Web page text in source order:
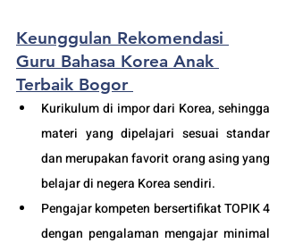
Keunggulan Rekomendasi
Guru Bahasa Korea Anak
Terbaik Bogor
Kurikulum di impor dari Korea, sehingga
materi yang dipelajari sesuai standar
dan merupakan favorit orang asing yang
belajar di negera Korea sendiri.
Pengajar kompeten bersertifikat TOPIK 4
dengan pengalaman mengajar minimal